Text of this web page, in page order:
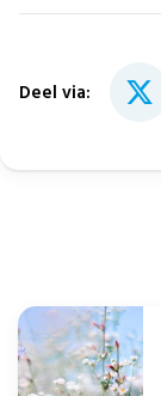
Deel via: